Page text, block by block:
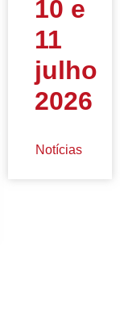
10 e
11
julho
2026
Notícias